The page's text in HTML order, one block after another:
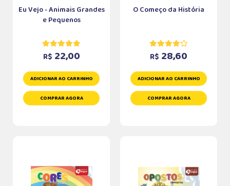
Eu Vejo - Animais Grandes
e Pequenos
R$ 22,00
ADICIONAR AO CARRINHO
COMPRAR AGORA
O Começo da História
R$ 28,60
ADICIONAR AO CARRINHO
COMPRAR AGORA